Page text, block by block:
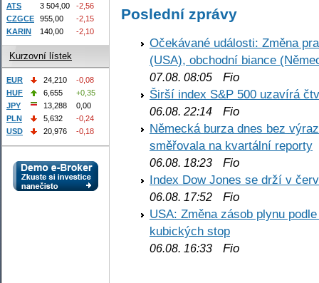
Poslední zprávy
Očekávané události: Změna
(USA), obchodní biance
07.08. 08:05 Fio
Širší index S&P 500 uzavírá
06.08. 22:14 Fio
Německá burza dnes bez
směřovala na kvartální reporty
06.08. 18:23 Fio
Index Dow Jones se drží v
06.08. 17:52 Fio
USA: Změna zásob plynu
kubických stop
06.08. 16:33 Fio
ATS
3 504,00
-2,56
CZGCE
955,00
-2,15
KARIN
140,00 -2,10
Kurzovní lístek
EUR 24,210
-0,08
HUF
6,655
+0,35
JPY
13,288
0,00
PLN
5,632
-0,24
USD
20,976 -0,18